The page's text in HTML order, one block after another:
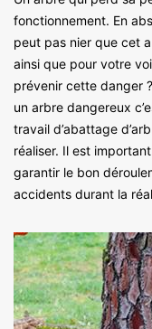
fonctionnement. En
peut pas nier que cet
ainsi que pour votre
prévenir cette danger
un arbre dangereux
travail d’abattage
réaliser. Il est
garantir le bon
accidents durant la